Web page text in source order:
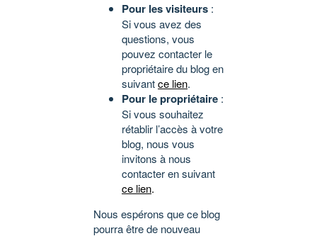
Pour les visiteurs :
Si vous avez des
questions, vous
pouvez contacter le
propriétaire du blog en
suivantce lien.
Pour le propriétaire :
Si vous souhaitez
rétablir l’accès à votre
blog, nous vous
invitons à nous
contacter en suivant
ce lien.
Nous espérons que ce blog
pourra être de nouveau